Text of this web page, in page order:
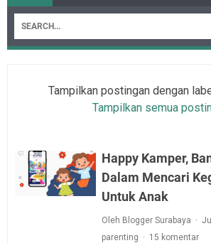
Tampilkan postingan dengan
Tampilkan semua
Happy Kamper,
Dalam Mencari
Untuk Anak
Oleh Blogger Surabaya
parenting
15 komentar